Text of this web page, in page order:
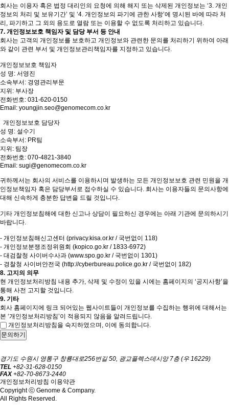
회사는 이용자 혹은 법정 대리인의 요청에 의해 해지 또는 삭제된 개인정보는 ‘3. 개인
정보의 처리 및 보유기간’ 및 ‘4. 개인정보의 파기에 관한 사항’에 명시된 바에 따라 처
리, 파기하고 그 외의 용도로 열람 또는 이용할 수 없도록 처리하고 있습니다.
7. 개인정보보호 책임자 및 담당 부서 등 안내
회사는 고객의 개인정보를 보호하고 개인정보와 관련한 문의를 처리하기 위하여 아래
와 같이 관련 부서 및 개인정보관리책임자를 지정하고 있습니다.
개인정보보호 책임자
성 명: 서영진
소속부서: 경영관리부문
지위: 부사장
전화번호: 031-620-0150
Email: youngjin.seo@genomecom.co.kr
개인정보보호 담당자
성 명: 설수기
소속부서: PR팀
지위: 팀장
전화번호: 070-4821-3840
Email: sugi@genomecom.co.kr
귀하께서는 회사의 서비스를 이용하시며 발생하는 모든 개인정보보호 관련 민원을 개
인정보책임자 혹은 담당부서로 접수하실 수 있습니다. 회사는 이용자들의 문의사항에
대해 신속하게 충분한 답변을 드릴 것입니다.
기타 개인정보침해에 대한 신고나 상담이 필요하신 경우에는 아래 기관에 문의하시기
바랍니다.
- 개인정보침해신고센터 (privacy.kisa.or.kr / 국번없이 118)
- 개인정보분쟁조정위원회 (kopico.go.kr / 1833-6972)
- 대검찰청 사이버수사과 (www.spo.go.kr / 국번없이 1301)
- 경찰청 사이버안전국 (http://cyberbureau.police.go.kr / 국번없이 182)
8. 고지의 의무
현 개인정보처리방침 내용 추가, 삭제 및 수정이 있을 시에는 홈페이지의 ‘공지사항’을
통해 사전 고지할 것입니다.
9. 기타
회사 홈페이지에 링크 되어있는 웹사이트들이 개인정보를 수집하는 행위에 대해서는
본 ‘개인정보처리방침’이 적용되지 않음을 알려드립니다.
개인정보처리방침을 숙지하였으며, 이에 동의합니다.
문의하기
경기도 수원시 영통구 창룡대로256번길 50, 광교플렉스데시앙 7층 (우 16229)
TEL +82-31-628-0150
FAX+82-70-8673-2440
개인정보처리방침 이용약관
Copyright ⓒ Genome & Company.
All Rights Reserved.